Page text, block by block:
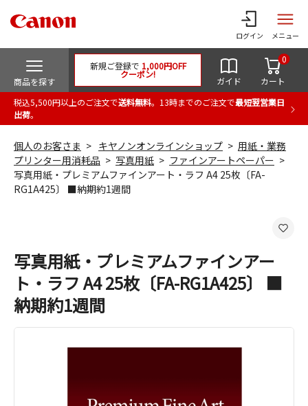
ログイン メニュー
商品を探す
新規ご登録で 1,000円OFF
クーポン!
ガイド カート
0
税込5,500円以上のご注文で送料無料。13時までのご注文で最短翌営業日
出荷。
個人のお客さま キヤノンオンラインショップ
用紙・業務
プリンター用消耗品
写真用紙
ファインアートペーパー
写真用紙・プレミアムファインアート・ラフ A4 25枚〔FA-
RG1A425〕 ■納期約1週間
写真用紙・プレミアムファインアー
ト・ラフ A4 25枚〔FA-RG1A425〕 ■
納期約1週間